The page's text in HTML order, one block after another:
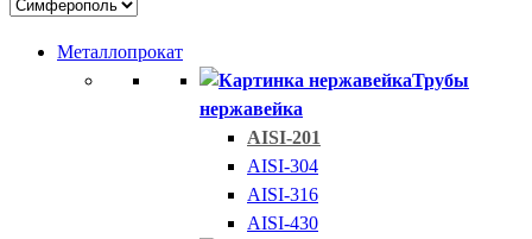
Металлопрокат
Трубы
нержавейка
AISI-201
AISI-304
AISI-316
AISI-430